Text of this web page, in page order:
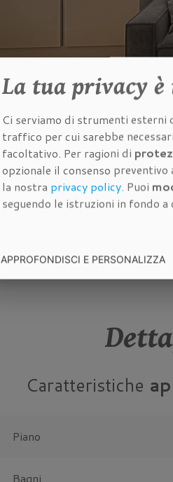
Caratteristiche
Piano
Bagni
La tuaprivacy è
Ci serviamo di strumenti esterni
traffico per cui sarebbe
facoltativo. Per ragioni di
opzionale il consenso preventivo
la nostra privacy policy. Puoi
seguendo le istruzioni in fondo a
APPROFONDISCI E PERSONALIZZA